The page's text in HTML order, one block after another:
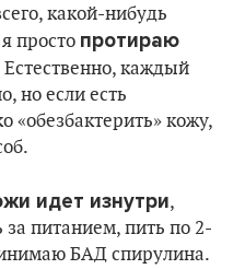
какой-нибудь
просто протираю
Естественно, каждый
но если есть
«обезбактерить» кожу,
идет изнутри,
за питанием, пить по 2-
БАД спирулина.